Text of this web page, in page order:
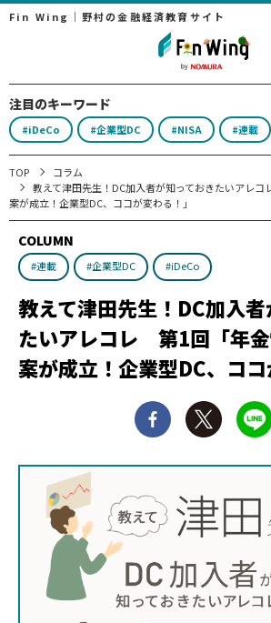
Fin Wing｜野村の金融経済教育サイト
注目のキーワード
#iDeCo #企業型DC #NISA #連載
TOP
コラム
教えて津田先生！DC加入者が知っておきたいアレ
案が成立！企業型DC、ココが変わる！」
COLUMN
#連載 #企業型DC #iDeCo
教えて津田先生！DC加入
たいアレコレ 第1回「年
案が成立！企業型DC、ココ